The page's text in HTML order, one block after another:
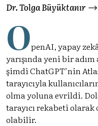
Dr. Tolga Büyüktanır
OpenAI, yapay
yarışında yeni bir
şimdi ChatGPT’nin
tarayıcıyla
olma yoluna evrildi.
tarayıcı rekabeti
olabilir.